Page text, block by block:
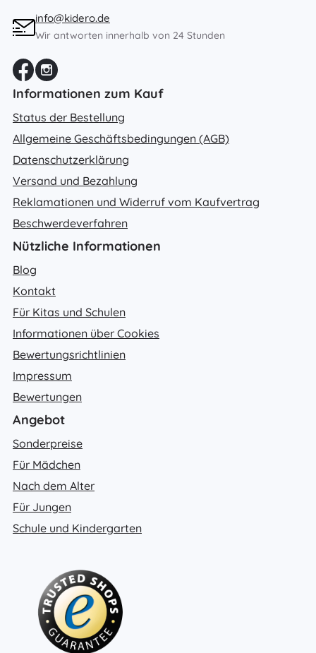
info@kidero.de
Wir antworten innerhalb von 24 Stunden
Informationen zum Kauf
Status der Bestellung
Allgemeine Geschäftsbedingungen (AGB)
Datenschutzerklärung
Versand und Bezahlung
Reklamationen und Widerruf vom Kaufvertrag
Beschwerdeverfahren
Nützliche Informationen
Blog
Kontakt
Für Kitas und Schulen
Informationen über Cookies
Bewertungsrichtlinien
Impressum
Bewertungen
Angebot
Sonderpreise
Für Mädchen
Nach dem Alter
Für Jungen
Schule und Kindergarten